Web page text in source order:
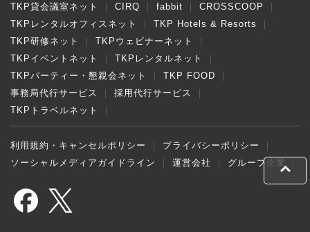
TKP貸会議室ネット CIRQ fabbit
CROSSCOOP
TKPレンタルオフィスネット
TKP Hotels & Resorts
TKP研修ネット
TKPウェビナーネット
TKPイベントネット
TKPレンタルネット
TKPパーティー・懇親会ネット
TKP FOOD
事務局代行サービス
採用代行サービス
TKPトラベルネット
利用規約・キャンセルポリシー
プライバシーポリシー
ソーシャルメディアガイドライン
運営会社 グループ企業